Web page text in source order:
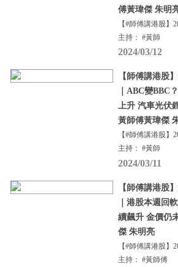
傅黃瑋傑 朱明
【#師傅講港股】
主持： #黃師
2024/03/12
【師傅講港股
｜ABC變BBC
上升 汽車光伏
黃師傅黃瑋傑
【#師傅講港股】
主持： #黃師
2024/03/11
【師傅講港股
｜港股本週回
續飆升 金價仍
傑 朱明亮
【#師傅講港股】
主持： #黃師傅